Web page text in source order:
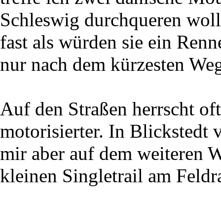
Schleswig durchqueren
fast als würden sie ein
nur nach dem kürzesten
Auf den Straßen herrscht
motorisierter. In Blickstedt
mir aber auf dem weiteren
kleinen Singletrail am